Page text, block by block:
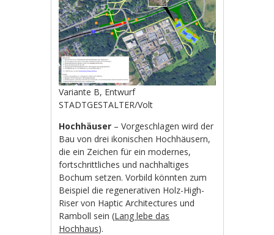
Variante B, Entwurf
STADTGESTALTER/Volt
Hochhäuser – Vorgeschlagen wird der
Bau von drei ikonischen Hochhäusern,
die ein Zeichen für ein modernes,
fortschrittliches und nachhaltiges
Bochum setzen. Vorbild könnten zum
Beispiel die regenerativen Holz-High-
Riser von Haptic Architectures und
Ramboll sein (Lang lebe das
Hochhaus).